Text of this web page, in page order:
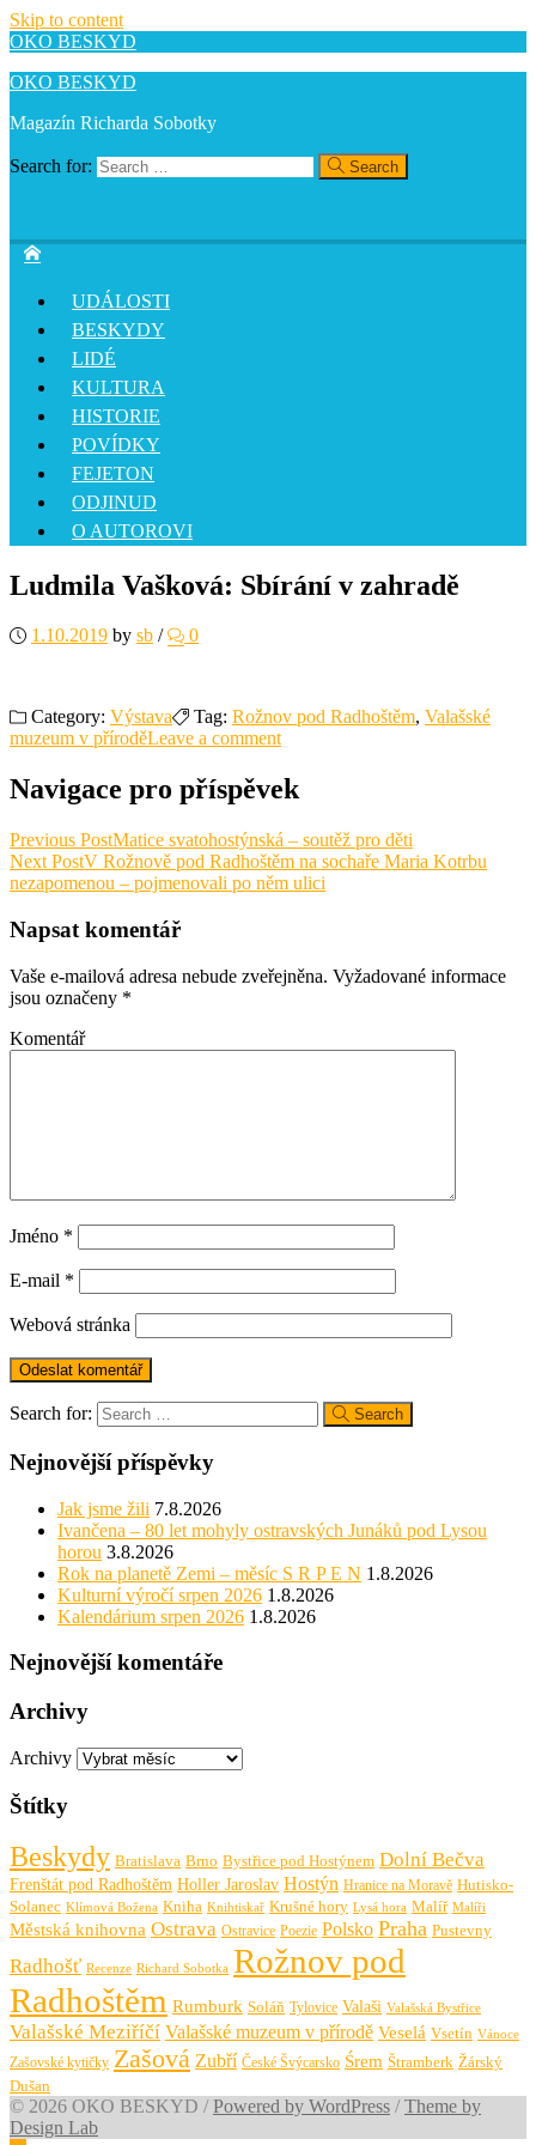
Skip to content
OKO BESKYD
OKO BESKYD
Magazín Richarda Sobotky
Search for: Search
UDÁLOSTI
BESKYDY
LIDÉ
KULTURA
HISTORIE
POVÍDKY
FEJETON
ODJINUD
O AUTOROVI
Ludmila Vašková: Sbírání v zahradě
1.10.2019 by sb / 0
Category: Výstava Tag: Rožnov pod Radhoštěm, Valašské
muzeum v příroděLeave a comment
Navigace pro příspěvek
Previous PostMatice svatohostýnská – soutěž pro děti
Next PostV Rožnově pod Radhoštěm na sochaře Maria Kotrbu
nezapomenou – pojmenovali po něm ulici
Napsat komentář
Vaše e-mailová adresa nebude zveřejněna. Vyžadované informace
jsou označeny *
Komentář
Jméno *
E-mail *
Webová stránka
Search for: Search
Nejnovější příspěvky
Jak jsme žili 7.8.2026
Ivančena – 80 let mohyly ostravských Junáků pod Lysou
horou 3.8.2026
Rok na planetě Zemi – měsíc S R P E N 1.8.2026
Kulturní výročí srpen 2026 1.8.2026
Kalendárium srpen 2026 1.8.2026
Nejnovější komentáře
Archivy
Archivy
Štítky
Beskydy Bratislava Brno Bystřice pod Hostýnem Dolní Bečva
Frenštát pod Radhoštěm Holler Jaroslav Hostýn Hranice na Moravě Hutisko-
Solanec Klímová Božena Kniha Knihtiskař Krušné hory Lysá hora Malíř Malíři
Městská knihovna Ostrava Ostravice Poezie Polsko Praha Pustevny
Radhošť Recenze Richard Sobotka Rožnov pod
Radhoštěm Rumburk Soláň Tylovice Valaši Valašská Bystřice
Valašské Meziříčí Valašské muzeum v přírodě Veselá Vsetín Vánoce
Zašovské kytičky Zašová Zubří České Švýcarsko Śrem Štramberk Žárský
Dušan
© 2026 OKO BESKYD / Powered by WordPress /Theme by
Design Lab